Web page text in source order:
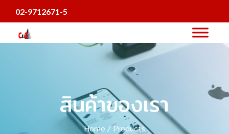
02-9712671-5
สินค้าของเรา
Home / Products